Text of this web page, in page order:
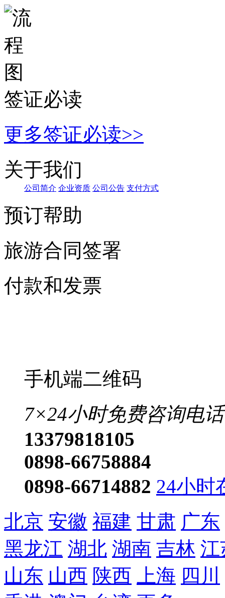
签证必读
更多签证必读>>
关于我们
公司简介 企业资质 公司公告 支付方式
预订帮助
旅游合同签署
付款和发票
手机端二维码
7×24小时免费咨询电话
13379818105
0898-66758884
0898-66714882 24小时
北京 安徽 福建 甘肃 广东
黑龙江 湖北 湖南 吉林 江
山东 山西 陕西 上海 四川